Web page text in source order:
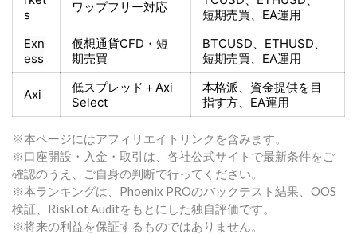
s
ワップフリー対応
短期売買、EA運用
Exn
ess
仮想通貨CFD・短
期売買
BTCUSD、ETHUSD、
短期売買、EA運用
Axi 低スプレッド＋Axi
Select
本格派、資金提供を目
指す方、EA運用
※本ページにはアフィリエイトリンクを含みます。
※口座開設・入金・取引は、各社公式サイトで最新条件をご
確認のうえ、ご自身の判断で行ってください。
※本ランキングは、Phoenix PROのバックテスト結果、OOS
検証、RiskLot Auditをもとにした独自評価です。
※将来の利益を保証するものではありません。